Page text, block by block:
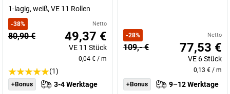
1-lagig, weiß, VE 11 Rollen
-38% Netto
80,90 € 49,37 €
VE 11 Stück
0,04 € / m
(1)
+Bonus 3-4 Werktage
-28% Netto
109,- € 77,53 €
VE 6Stück
0,13 € / m
+Bonus
9–12 Werktage